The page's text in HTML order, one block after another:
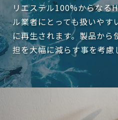
リエステル100%からなる
ル業者にとっても扱いやす
に再生されます。製品から
担を大幅に減らす事を考慮